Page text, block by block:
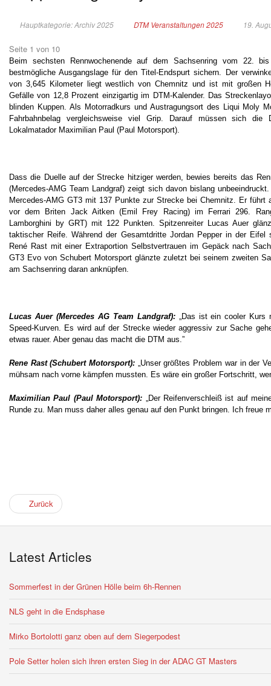
Hauptkategorie: Archiv 2025 DTM Veranstaltungen 2025 19.
Seite 1 von 10
Beim sechsten Rennwochenende auf dem Sachsenring vom 22.
bestmögliche Ausgangslage für den Titel-Endspurt sichern. Der
von 3,645 Kilometer liegt westlich von Chemnitz und ist mit großen
Gefälle von 12,8 Prozent einzigartig im DTM-Kalender. Das
blinden Kuppen. Als Motorradkurs und Austragungsort des Liqui Moly
Fahrbahnbelag vergleichsweise viel Grip. Darauf müssen sich die
Lokalmatador Maximilian Paul (Paul Motorsport).
Dass die Duelle auf der Strecke hitziger werden, bewies bereits das
(Mercedes-AMG Team Landgraf) zeigt sich davon bislang
Mercedes-AMG GT3 mit 137 Punkte zur Strecke bei Chemnitz. Er führt
vor dem Briten Jack Aitken (Emil Frey Racing) im Ferrari 296.
Lamborghini by GRT) mit 122 Punkten. Spitzenreiter Lucas Auer
taktischer Reife. Während der Gesamtdritte Jordan Pepper in der Eifel
René Rast mit einer Extraportion Selbstvertrauen im Gepäck nach
GT3 Evo von Schubert Motorsport glänzte zuletzt bei seinem zweiten
am Sachsenring daran anknüpfen.
Lucas Auer (Mercedes AG Team Landgraf):„Das ist ein cooler Kurs
Speed-Kurven. Es wird auf der Strecke wieder aggressiv zur Sache
etwas rauer. Aber genau das macht die DTM aus.”
Rene Rast (Schubert Motorsport): „Unser größtes Problem war in der
mühsam nach vorne kämpfen mussten. Es wäre ein großer Fortschritt,
Maximilian Paul (Paul Motorsport): „Der Reifenverschleiß ist auf
Runde zu. Man muss daher alles genau auf den Punkt bringen. Ich freue
Zurück
Latest Articles
Sommerfest in der Grünen Hölle beim 6h-Rennen
NLS geht in die Endsphase
Mirko Bortolotti ganz oben auf dem Siegerpodest
Pole Setter holen sich ihren ersten Sieg in der ADAC GT Masters